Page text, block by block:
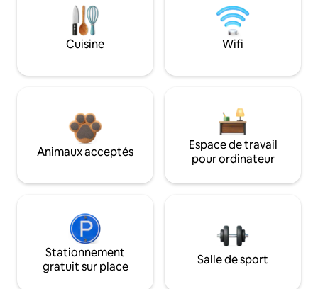
Cuisine Wifi
Animaux acceptés
Espace de travail
pour ordinateur
Stationnement
gratuit sur place
Salle de sport